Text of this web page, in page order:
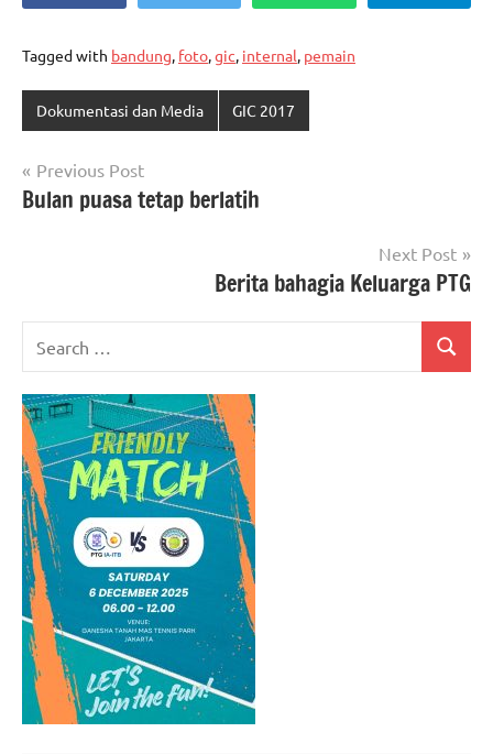
Tagged with bandung, foto,gic, internal, pemain
Dokumentasi dan Media GIC 2017
Post
navigation
Previous Post
Bulan puasa tetap berlatih
Next Post
Berita bahagia Keluarga PTG
for:
Search